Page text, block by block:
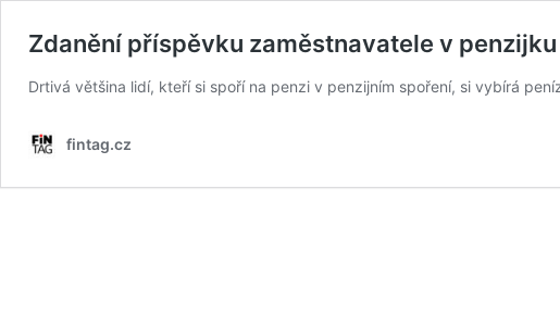
Zdanění příspěvku zaměstnavatele v
Drtivá většina lidí, kteří si spoří na penzi v penzijním spoření, si vybírá
fintag.cz